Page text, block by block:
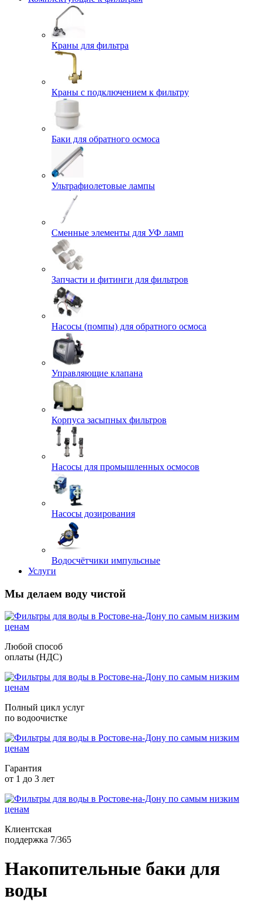
Краны для фильтра
Краны с подключением к фильтру
Баки для обратного осмоса
Ультрафиолетовые лампы
Сменные элементы для УФ ламп
Запчасти и фитинги для фильтров
Насосы (помпы) для обратного осмоса
Управляющие клапана
Корпуса засыпных фильтров
Насосы для промышленных осмосов
Насосы дозирования
Водосчётчики импульсные
Услуги
Мы делаем воду чистой
Любой способ
оплаты (НДС)
Полный цикл услуг
по водоочистке
Гарантия
от 1 до 3 лет
Клиентская
поддержка 7/365
Накопительные баки для
воды